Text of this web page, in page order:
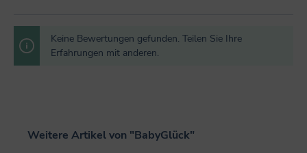
Keine Bewertungen gefunden. Teilen Sie Ihre
Erfahrungen mit anderen.
Produktgalerie überspringen
Weitere Artikel von "BabyGlück"